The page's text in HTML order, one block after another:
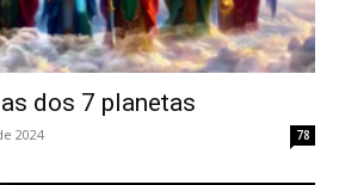
dos 7 planetas
2024 78